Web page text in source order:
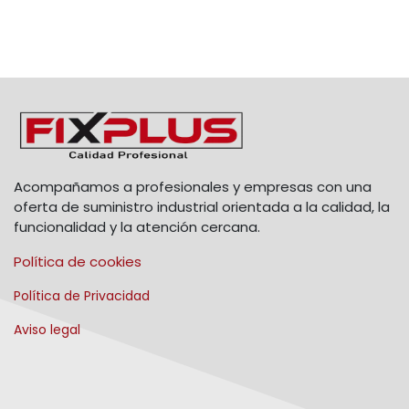
Acompañamos a profesionales y empresas con una
oferta de suministro industrial orientada a la calidad, la
funcionalidad y la atención cercana.
Política de cookies
Política de Privacidad
Aviso legal